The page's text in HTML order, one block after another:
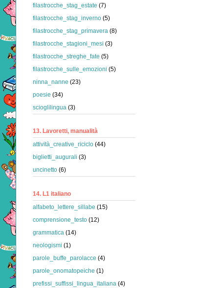
filastrocche_stag_estate (7)
filastrocche_stag_inverno (5)
filastrocche_stag_primavera (8)
filastrocche_stagioni_mesi (3)
filastrocche_streghe_fate (5)
filastrocche_sulle_emozioni (5)
ninna_nanne (23)
poesie (34)
scioglilingua (3)
13. Lavoretti, manualità
attività_creative_riciclo (44)
biglietti_augurali (3)
uncinetto (6)
14. L1 italiano
alfabeto_lettere_sillabe (15)
comprensione_testo (12)
grammatica (14)
neologismi (1)
parole_buffe_parolacce (4)
parole_onomatopeiche (1)
prefissi_suffissi_lingua_italiana (4)